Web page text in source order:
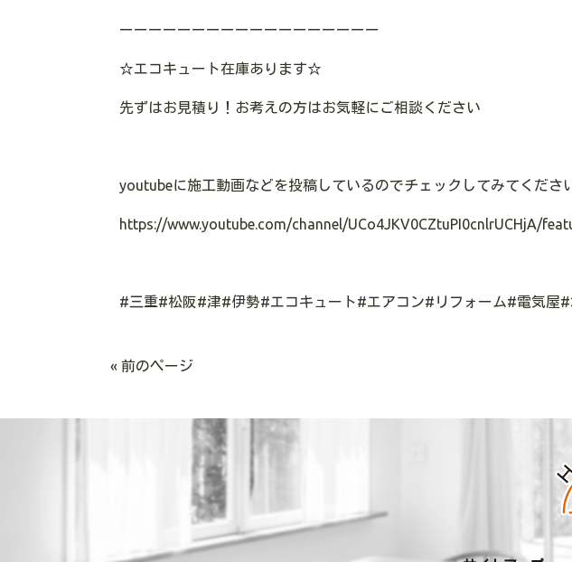
ーーーーーーーーーーーーーーーーーー
☆エコキュート在庫あります☆
先ずはお見積り！お考えの方はお気軽にご相談ください
youtubeに施工動画などを投稿しているのでチェックしてみてくださ
https://www.youtube.com/channel/UCo4JKV0CZtuPI0cnlrUCHjA/
#三重#松阪#津#伊勢#エコキュート#エアコン# リフォーム#電気屋#
« 前のページ